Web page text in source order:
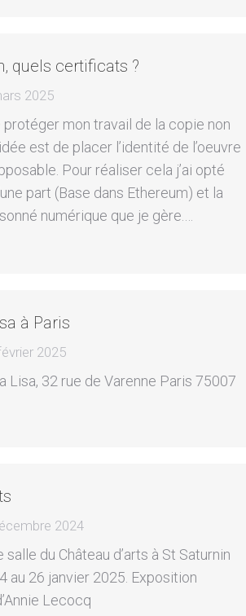
quels certificats ?
2025
mon travail de la copie non
est de placer l’identité de l’oeuvre
Pour réaliser cela j’ai opté
part (Base dans Ethereum) et la
numérique que je gère.…
à Paris
2025
Lisa, 32 rue de Varenne Paris 75007
2024
du Château d’arts à St Saturnin
au 26 janvier 2025. Exposition
Lecocq